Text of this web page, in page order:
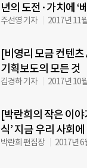
년의 도전·가치에 ‘
주선영 기자 2017년 11
[비영리 모금 컨텐
기획보도의 모든 것
김경하 기자 2017년 10
[박란희의 작은 이야
식’ 지금 우리 사회
박란희 편집장 2017년 6